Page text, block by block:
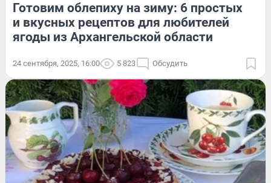
Готовим облепиху на зиму: 6 простых
и вкусных рецептов для любителей
ягоды из Архангельской области
24 сентября, 2025, 16:00 5 823 Обсудить